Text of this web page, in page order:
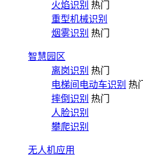
火焰识别 热门
重型机械识别
烟雾识别 热门
智慧园区
离岗识别 热门
电梯间电动车识别 热门
摔倒识别 热门
人脸识别
攀爬识别
无人机应用